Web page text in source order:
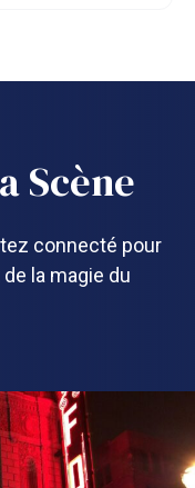
Scène
connecté pour
la magie du